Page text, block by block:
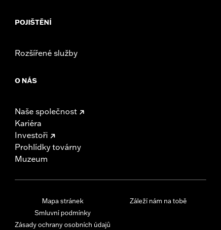
POJIŠTĚNÍ
Rozšířené služby
O NÁS
Naše společnost
Kariéra
Investoři
Prohlídky továrny
Muzeum
Mapa stránek
Smluvní podmínky
Zásady ochrany osobních údajů
Záleží nám na tobě